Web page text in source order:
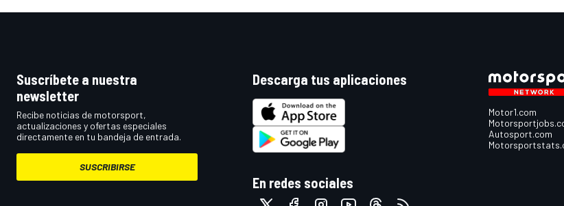
Suscríbete a nuestra
newsletter
Recibe noticias de motorsport,
actualizaciones y ofertas especiales
directamente en tu bandeja de entrada.
SUSCRIBIRSE
Descarga tus aplicaciones
En redes sociales
Motor1.com
Autosport.com